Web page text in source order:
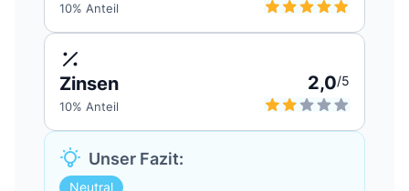
10% Anteil
Zinsen 2,0/5
10% Anteil
Unser Fazit:
Neutral